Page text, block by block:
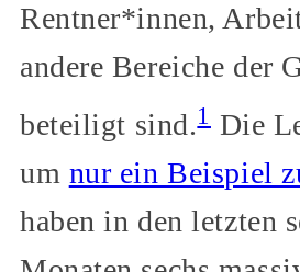
Rentner*innen,
andere Bereiche der
beteiligt sind.1 Die
um nur ein Beispiel
haben in den letzten